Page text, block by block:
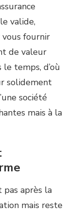
valide,
fournir
de valeur
temps, d’où
solidement
société
mais à la
après la
mais reste